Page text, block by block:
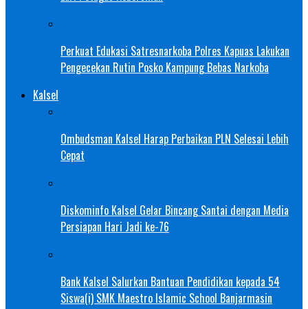
Perkuat Edukasi Satresnarkoba Polres Kapuas Lakukan
Pengecekan Rutin Posko Kampung Bebas Narkoba
Kalsel
Ombudsman Kalsel Harap Perbaikan PLN Selesai Lebih
Cepat
Diskominfo Kalsel Gelar Bincang Santai dengan Media
Persiapan Hari Jadi ke-76
Bank Kalsel Salurkan Bantuan Pendidikan kepada 54
Siswa(i) SMK Maestro Islamic School Banjarmasin